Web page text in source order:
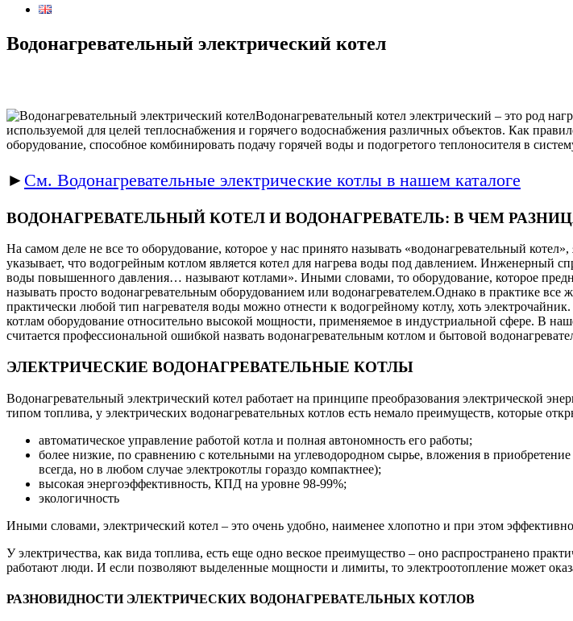
Водонагревательный электрический котел
Водонагревательный котел электрический – это род
используемой для целей теплоснабжения и горячего водоснабжения различных объектов. Как
оборудование, способное комбинировать подачу горячей воды и подогретого теплоносителя в
► См. Водонагревательные электрические котлы в нашем каталоге
ВОДОНАГРЕВАТЕЛЬНЫЙ КОТЕЛ И ВОДОНАГРЕВАТЕЛЬ: В ЧЕМ
На самом деле не все то оборудование, которое у нас принято называть «водонагревательный
указывает, что водогрейным котлом является котел для нагрева воды под давлением. Инженерный
воды повышенного давления… называют котлами». Иными словами, то оборудование, которое
называть просто водонагревательным оборудованием или водонагревателем.Однако в практике
практически любой тип нагревателя воды можно отнести к водогрейному котлу, хоть
котлам оборудование относительно высокой мощности, применяемое в индустриальной сфере. В
считается профессиональной ошибкой назвать водонагревательным котлом и бытовой
ЭЛЕКТРИЧЕСКИЕ ВОДОНАГРЕВАТЕЛЬНЫЕ КОТЛЫ
Водонагревательный электрический котел работает на принципе преобразования электрической
типом топлива, у электрических водонагревательных котлов есть немало преимуществ, которые
автоматическое управление работой котла и полная автономность его работы;
более низкие, по сравнению с котельными на углеводородном сырье, вложения в
всегда, но в любом случае электрокотлы гораздо компактнее);
высокая энергоэффективность, КПД на уровне 98-99%;
экологичность
Иными словами, электрический котел – это очень удобно, наименее хлопотно и при этом
У электричества, как вида топлива, есть еще одно веское преимущество – оно распространено
работают люди. И если позволяют выделенные мощности и лимиты, то электроотопление может
РАЗНОВИДНОСТИ ЭЛЕКТРИЧЕСКИХ ВОДОНАГРЕВАТЕЛЬНЫХ КОТЛОВ